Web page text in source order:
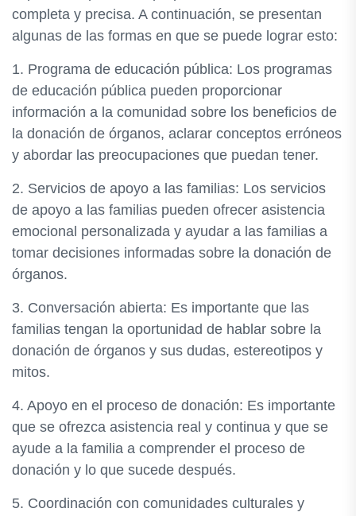
completa y precisa. A continuación, se presentan
algunas de las formas en que se puede lograr esto:
1. Programa de educación pública: Los programas
de educación pública pueden proporcionar
información a la comunidad sobre los beneficios de
la donación de órganos, aclarar conceptos erróneos
y abordar las preocupaciones que puedan tener.
2. Servicios de apoyo a las familias: Los servicios
de apoyo a las familias pueden ofrecer asistencia
emocional personalizada y ayudar a las familias a
tomar decisiones informadas sobre la donación de
órganos.
3. Conversación abierta: Es importante que las
familias tengan la oportunidad de hablar sobre la
donación de órganos y sus dudas, estereotipos y
mitos.
4. Apoyo en el proceso de donación: Es importante
que se ofrezca asistencia real y continua y que se
ayude a la familia a comprender el proceso de
donación y lo que sucede después.
5. Coordinación con comunidades culturales y